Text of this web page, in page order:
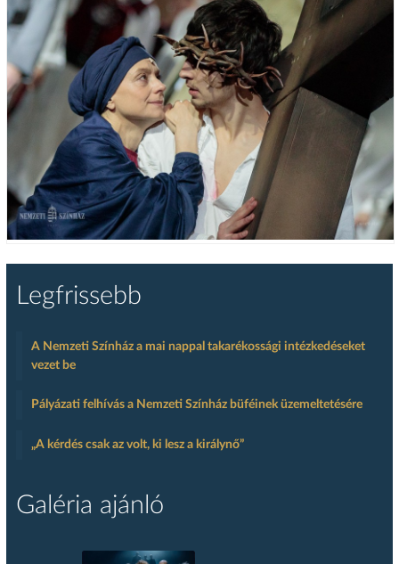
Legfrissebb
A Nemzeti Színház a mai nappal takarékossági intézkedéseket
vezet be
Pályázati felhívás a Nemzeti Színház büféinek üzemeltetésére
„A kérdés csak az volt, ki lesz a királynő”
Galéria ajánló